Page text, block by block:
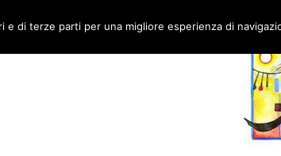
e di terze parti per una migliore esperienza di